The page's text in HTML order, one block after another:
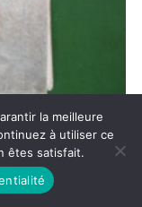
inconnu, 1668,
la meilleure
à utiliser ce
êtes satisfait.